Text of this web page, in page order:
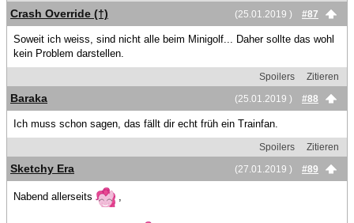
(25.01.2019 )
#87
Crash Override (†)
Soweit ich weiss, sind nicht alle beim Minigolf... Daher sollte das wohl
kein Problem darstellen.
Spoilers
Zitieren
(25.01.2019 )
#88
Baraka
Ich muss schon sagen, das fällt dir echt früh ein Trainfan.
Spoilers
Zitieren
(27.01.2019 )
#89
Sketchy Era
Nabend allerseits